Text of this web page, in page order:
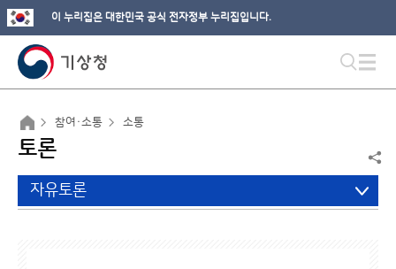
이 누리집은 대한민국 공식 전자정부 누리집입니다.
참여·소통 소통
토론
자유토론